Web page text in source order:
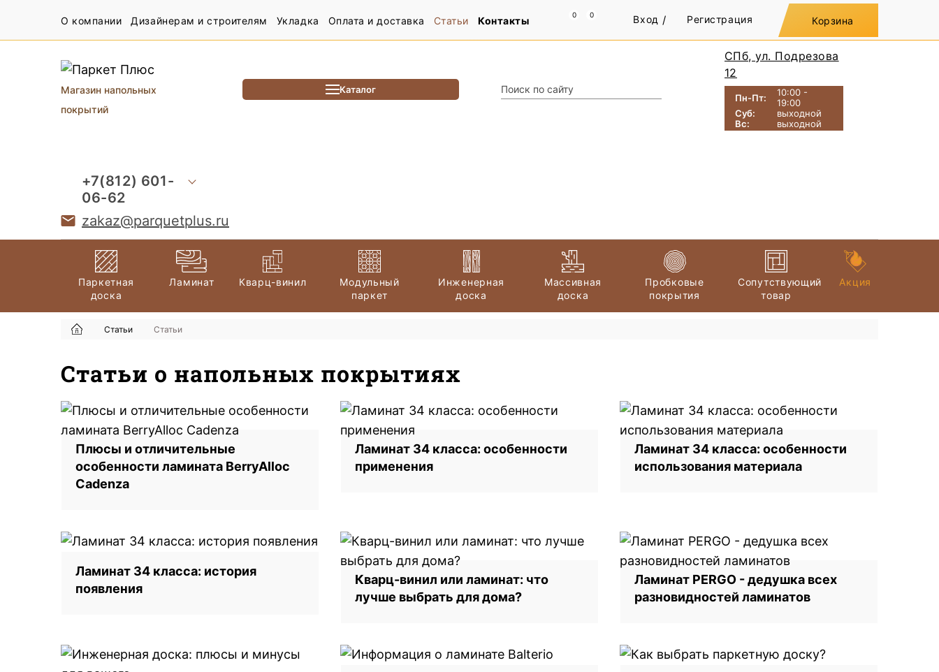
О компании Дизайнерам и строителям Укладка Оплата и доставка Статьи Контакты Вход / Регистрация Корзина
Магазин напольных
покрытий
Каталог
СПб, ул. Подрезова
12
Пн-Пт:
10:00 -
19:00
Суб:
выходной
Вс:
выходной
+7(812) 601-
06-62
zakaz@parquetplus.ru
Паркетная
доска
Ламинат Кварц-винил
Модульный
паркет
Инженерная
доска
Массивная
доска
Пробковые
покрытия
Сопутствующий
товар
Акция
Статьи Статьи
Статьи о напольных покрытиях
Плюсы и отличительные
особенности ламината BerryAlloc
Cadenza
Ламинат 34 класса: особенности
применения
Ламинат 34 класса: особенности
использования материала
Ламинат 34 класса: история
появления
Кварц-винил или ламинат: что
лучше выбрать для дома?
Ламинат PERGO - дедушка всех
разновидностей ламинатов